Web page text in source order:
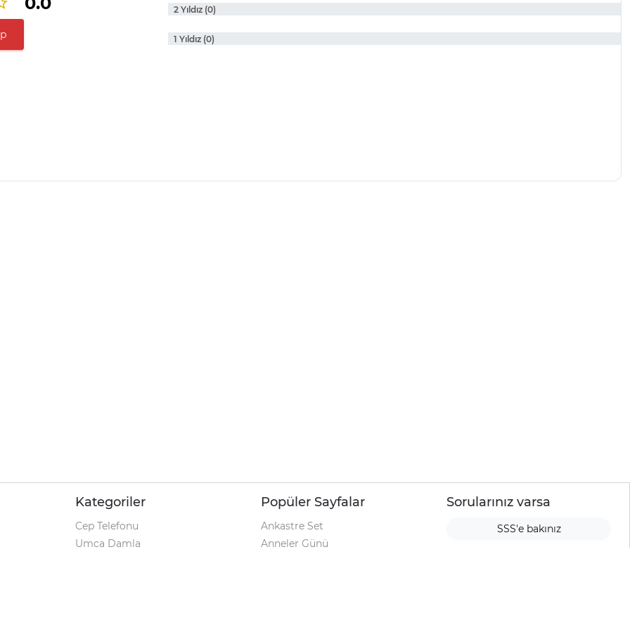
2 Yıldız (0)
1 Yıldız (0)
Kategoriler
Cep Telefonu
Umca Damla
Popüler Sayfalar
Ankastre Set
Anneler Günü
Sorularınız varsa
SSS'e bakınız